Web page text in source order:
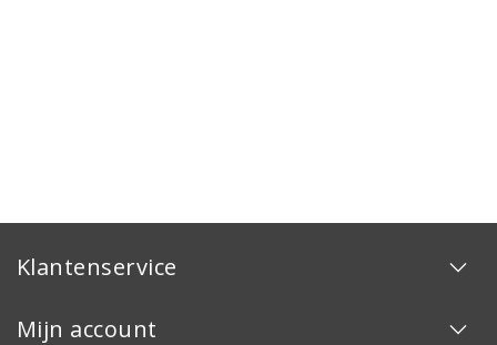
Klantenservice
Mijn account